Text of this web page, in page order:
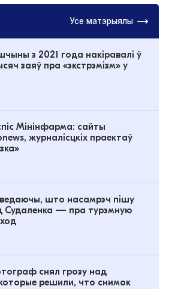
Усе матэрыялы
з 2021 года накіравалі ў
заяў пра «экстрэмізм» у
Мінінфарма: сайты
журналісцкіх праектаў
што насамрэч пішу
Судаленка — пра турэмную
снял грозу над
решили, что снимок